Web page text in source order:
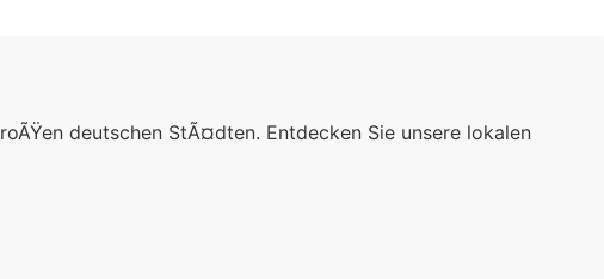
deutschen StÃ¤dten. Entdecken Sie unsere lokalen